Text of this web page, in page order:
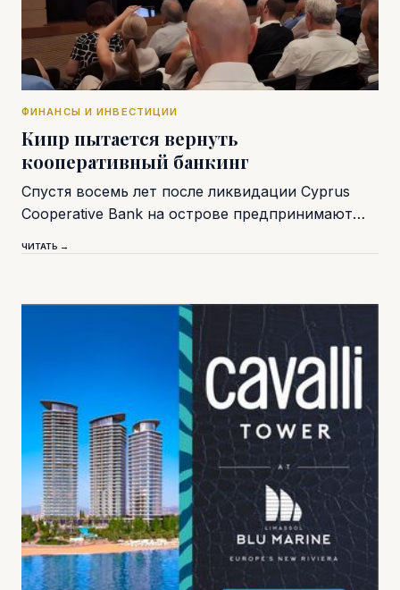
ФИНАНСЫ И ИНВЕСТИЦИИ
Кипр пытается вернуть
кооперативный банкинг
Спустя восемь лет после ликвидации Cyprus
Cooperative Bank на острове предпринимают…
ЧИТАТЬ →